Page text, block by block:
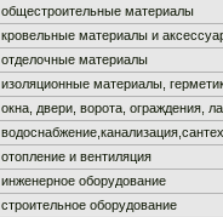
общестроительные материалы
кровельные материалы и
отделочные материалы
изоляционные материалы,
окна, двери, ворота, ограждения,
отопление и вентиляция
инженерное оборудование
строительное оборудование